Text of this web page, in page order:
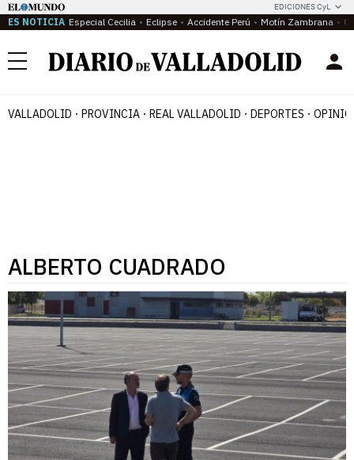
EDICIONES CyL
ES NOTICIA Especial Cecilia Eclipse Accidente Perú Motín Zambrana
Menú
VALLADOLID PROVINCIA REAL VALLADOLID DEPORTES
ALBERTO CUADRADO